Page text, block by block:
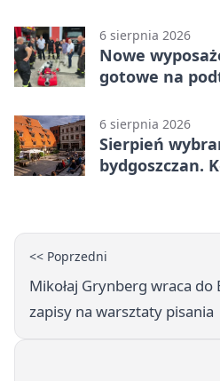
6 sierpnia 2026
Nowe
gotowe na
6 sierpnia 2026
Sierpień
bydgoszczan.
<< Poprzedni
Mikołaj Grynberg wraca do
zapisy na warsztaty pisania